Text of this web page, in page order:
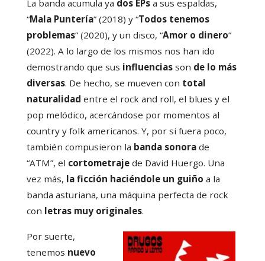
La banda acumula ya dos EPsa sus espaldas,
“Mala Puntería” (2018) y “Todos tenemos
problemas” (2020), y un disco, “Amor o dinero”
(2022). A lo largo de los mismos nos han ido
demostrando que sus influenciasson de lo más
diversas. De hecho, se mueven con total
naturalidad entre el rock and roll, el blues y el
pop melódico, acercándose por momentos al
country y folk americanos. Y, por si fuera poco,
también compusieron la banda sonora de
“ATM”, el cortometrajede David Huergo. Una
vez más, la ficción haciéndole un guiño a la
banda asturiana, una máquina perfecta de rock
con letras muy originales.
Por suerte,
tenemos nuevo